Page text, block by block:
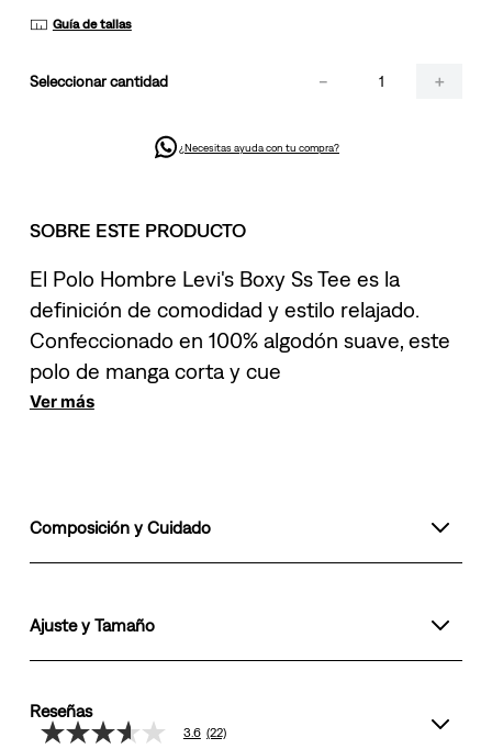
Guía de tallas
cantidad ＋
－
¿Necesitas ayuda con tu compra?
SOBRE ESTE PRODUCTO
El Polo Hombre Levi's Boxy Ss Tee es la
definición de comodidad y estilo relajado.
Confeccionado en 100% algodón suave, este
polo de manga corta y cue
Ver más
Composición y Cuidado
Ajuste y Tamaño
Reseñas
3.6
3.6 (22)